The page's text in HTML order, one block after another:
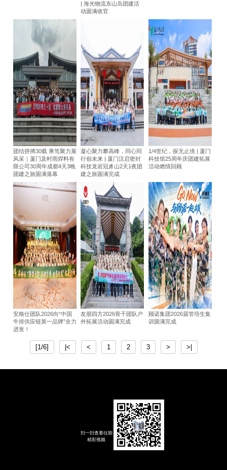
| 海光物流东山岛团建活
动圆满收官
团结拼搏30载 乘笃聚力展
风采｜厦门及时雨焊料有
限公司30周年成都4天3晚
团建之旅圆满落幕
凝心聚力攀高峰，同心同
行创未来 | 厦门汉启密封
科技龙岩冠豸山2天1夜团
建之旅圆满完成
1/4世纪，探无止境 | 厦门
科技馆25周年庆团建拓展
活动燃情回顾
安格仕团队2026向“中国
牛排供应链第一品牌”全力
进发！
友朋四方2026骨干团队户
外拓展活动圆满完成
顾诺集团2026届管培生集
训圆满完成
[1/6] |< < 1 2 3 > >|
扫一扫查看往期
精彩视频